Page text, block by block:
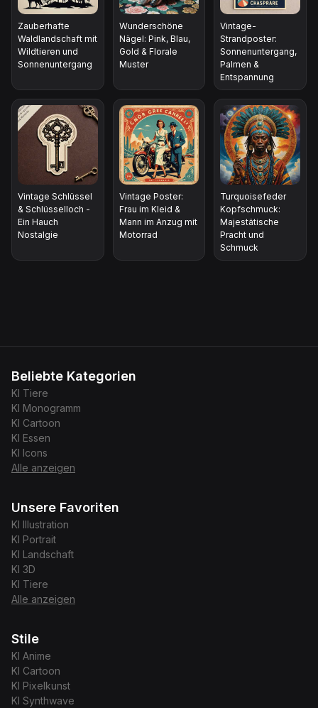
Zauberhafte
Waldlandschaft mit
Wildtieren und
Sonnenuntergang
Wunderschöne
Nägel: Pink, Blau,
Gold & Florale
Muster
Vintage-
Strandposter:
Sonnenuntergang,
Palmen &
Entspannung
Vintage Schlüssel
& Schlüsselloch -
Ein Hauch
Nostalgie
Vintage Poster:
Frau im Kleid &
Mann im Anzug mit
Motorrad
Turquoisefeder
Kopfschmuck:
Majestätische
Pracht und
Schmuck
Beliebte Kategorien
KI Tiere
KI Monogramm
KI Cartoon
KI Essen
KI
Icons
Alle anzeigen
Unsere Favoriten
KI
Illustration
KI Portrait
KI Landschaft
KI 3D
KI Tiere
Alle anzeigen
Stile
KI Anime
KI Cartoon
KI Pixelkunst
KI Synthwave